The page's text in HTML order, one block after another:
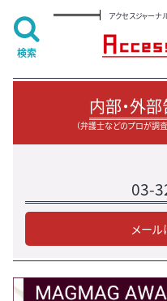
アクセスジャー
内部・外部
（弁護士などのプロが調
03-
メール
検索